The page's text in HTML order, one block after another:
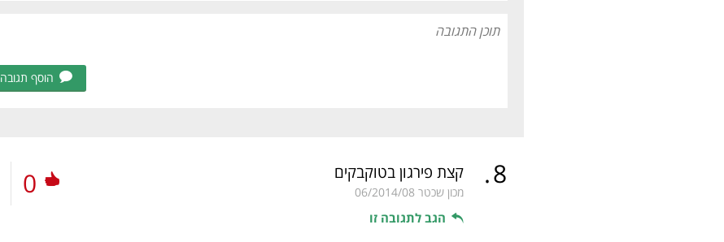
הוסף תגובה
8
. קצת פירגון בטוקבקים
מכון שכטר 06/2014/08
הגב לתגובה זו
0